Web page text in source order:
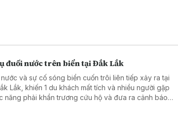
đuối nước trên biển tại Đắk Lắk
và sự cố sóng biển cuốn trôi liên tiếp xảy ra tại
Lắk, khiến 1 du khách mất tích và nhiều người gặp
năng phải khẩn trương cứu hộ và đưa ra cảnh báo